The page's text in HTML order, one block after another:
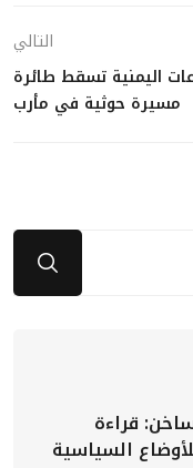
التالي
اليمنية تسقط طائرة
مسيرة حوثية في مأرب
قراءة
السياسية